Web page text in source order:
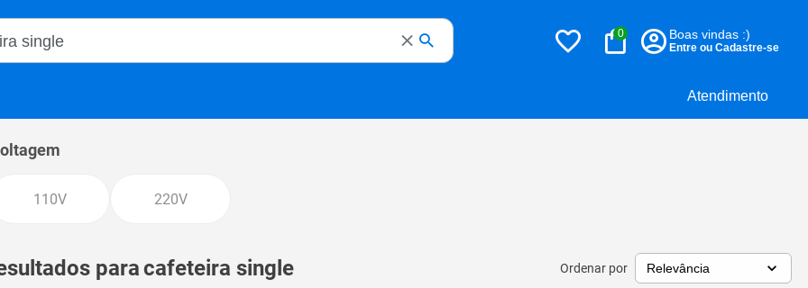
Atendimento
Magalu
0 Boas vindas :)
Entre ou Cadastre-se
110V 220V
paracafeteira single Ordenar por